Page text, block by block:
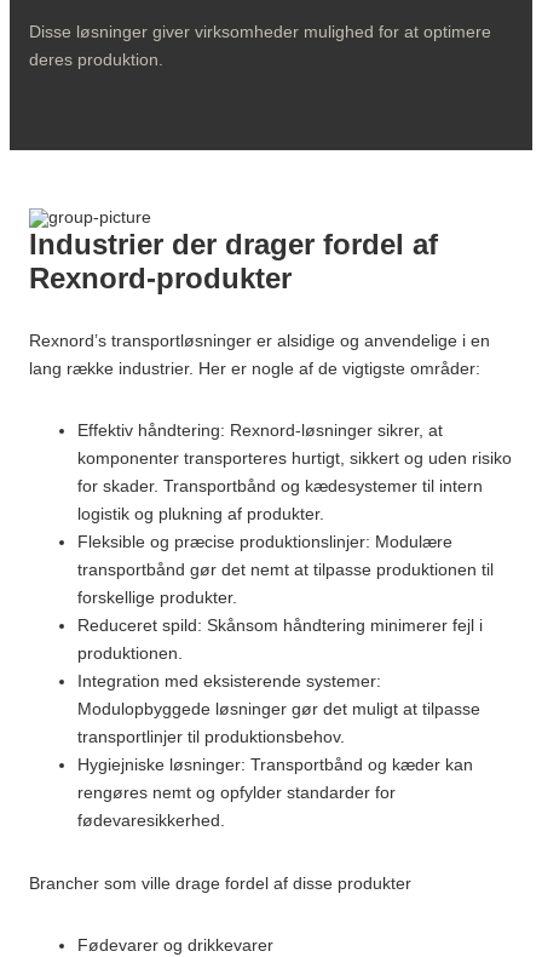
Disse løsninger giver virksomheder mulighed for at optimere
deres produktion.
Industrier der drager fordel af
Rexnord-produkter
Rexnord’s transportløsninger er alsidige og anvendelige i en
lang række industrier. Her er nogle af de vigtigste områder:
Effektiv håndtering: Rexnord-løsninger sikrer, at
komponenter transporteres hurtigt, sikkert og uden risiko
for skader. Transportbånd og kædesystemer til intern
logistik og plukning af produkter.
Fleksible og præcise produktionslinjer: Modulære
transportbånd gør det nemt at tilpasse produktionen til
forskellige produkter.
Reduceret spild: Skånsom håndtering minimerer fejl i
produktionen.
Integration med eksisterende systemer:
Modulopbyggede løsninger gør det muligt at tilpasse
transportlinjer til produktionsbehov.
Hygiejniske løsninger: Transportbånd og kæder kan
rengøres nemt og opfylder standarder for
fødevaresikkerhed.
Brancher som ville drage fordel af disse produkter
Fødevarer og drikkevarer